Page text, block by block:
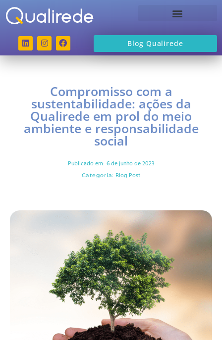
Blog Qualirede
Compromisso com a
sustentabilidade: ações da
Qualirede em prol do meio
ambiente e responsabilidade
social
Publicado em: 6 de junho de 2023
Categoria: Blog Post